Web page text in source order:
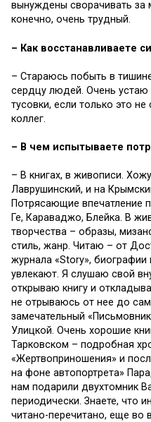
вынуждены сворачивать за
конечно, очень трудный.
– Как восстанавливаете
– Стараюсь побыть в
сердцу людей. Очень устаю
тусовки, если только это
коллег.
– В чем испытываете
– В книгах, в живописи.
Лаврушинский, и на
Потрясающие впечатление
Ге, Караваджо, Блейка. В
творчества – образы,
стиль, жанр. Читаю – от
журнала «Story»,
увлекают. Я слушаю свой
открываю книгу и
не отрываюсь от нее до
замечательный
Улицкой. Очень хорошие
Тарковском – подробная
«Жертвоприношения» и
на фоне автопортрета»
нам подарили двухтомник
периодически. Знаете, что
читано-перечитано, еще во